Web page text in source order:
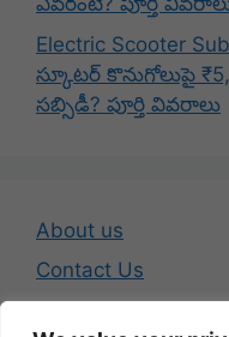
Electric Scooter
స్కూటర్ కొనుగోలుపై
సబ్సిడీ? పూర్తి వివరాలు
About us
Contact Us